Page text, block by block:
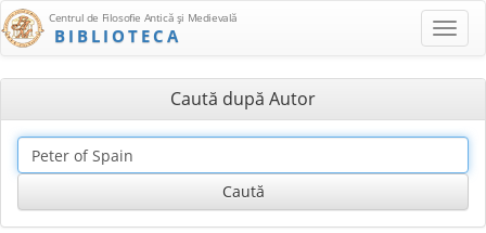
Centrul de Filosofie Antică şi Medievală
BIBLIOTECA
Caută după Autor